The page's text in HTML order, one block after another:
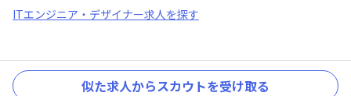
ITエンジニア・デザイナー求人を探す
似た求人からスカウトを受け取る